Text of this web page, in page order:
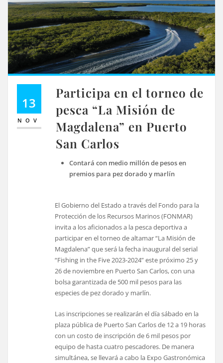
13
NOV
Participa en el torneo de
pesca “La Misión de
Magdalena” en Puerto
San Carlos
Contará con medio millón de pesos en
premios para pez dorado y marlín
El Gobierno del Estado a través del Fondo para la
Protección de los Recursos Marinos (FONMAR)
invita a los aficionados a la pesca deportiva a
participar en el torneo de altamar “La Misión de
Magdalena” que será la fecha inaugural del serial
“Fishing in the Five 2023-2024” este próximo 25 y
26 de noviembre en Puerto San Carlos, con una
bolsa garantizada de 500 mil pesos para las
especies de pez dorado y marlín.
Las inscripciones se realizarán el día sábado en la
plaza pública de Puerto San Carlos de 12 a 19 horas
con un costo de inscripción de 6 mil pesos por
equipo de hasta cuatro pescadores. De manera
simultánea, se llevará a cabo la Expo Gastronómica